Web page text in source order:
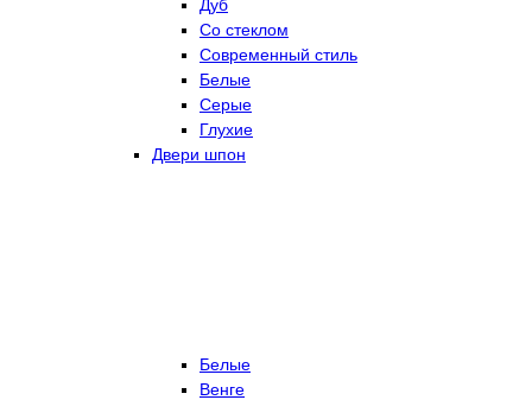
Дуб
Со стеклом
Современный стиль
Белые
Серые
Глухие
Двери шпон
Белые
Венге